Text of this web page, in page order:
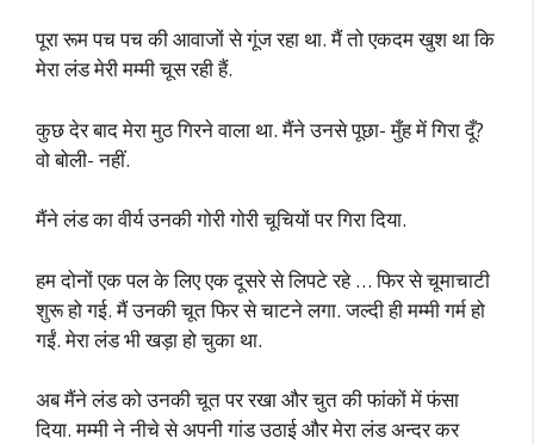
पूरा रूम पच पच की आवाजों से गूंज रहा था. मैं तो एकदम खुश था कि
मेरा लंड मेरी मम्मी चूस रही हैं.
कुछ देर बाद मेरा मुठ गिरने वाला था. मैंने उनसे पूछा- मुँह में गिरा दूँ?
वो बोली- नहीं.
मैंने लंड का वीर्य उनकी गोरी गोरी चूचियों पर गिरा दिया.
हम दोनों एक पल के लिए एक दूसरे से लिपटे रहे … फिर से चूमाचाटी
शुरू हो गई. मैं उनकी चूत फिर से चाटने लगा. जल्दी ही मम्मी गर्म हो
गईं. मेरा लंड भी खड़ा हो चुका था.
अब मैंने लंड को उनकी चूत पर रखा और चुत की फांकों में फंसा
दिया. मम्मी ने नीचे से अपनी गांड उठाई और मेरा लंड अन्दर कर